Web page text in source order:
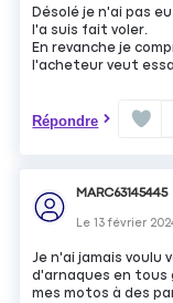
Désolé je n'ai pas
l'a suis fait voler.
En revanche je
l'acheteur veut
Répondre
MARC63145445
Le13 février
Je n'ai jamais voulu
d'arnaques en tous
mes motos à des